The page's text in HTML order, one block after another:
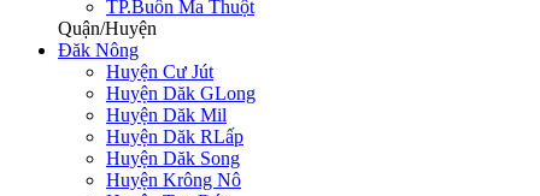
TP.Buôn Ma Thuột
Quận/Huyện
Đăk Nông
Huyện Cư Jút
Huyện Dăk GLong
Huyện Dăk Mil
Huyện Dăk RLấp
Huyện Dăk Song
Huyện Krông Nô